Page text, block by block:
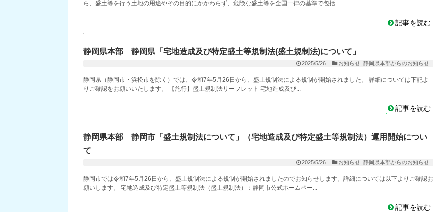
ら、盛土等を行う土地の用途やその目的にかかわらず、危険な盛土等を全国一律の基準で包括...
記事を読む
静岡県本部 静岡県「宅地造成及び特定盛土等規制法(盛土規制法)について」
2025/5/26 お知らせ ,静岡県本部からのお知らせ
静岡県（静岡市・浜松市を除く）では、令和7年5月26日から、盛土規制法による規制が開始されました。 詳細については下記よ
りご確認をお願いいたします。 【施行】盛土規制法リーフレット 宅地造成及び...
記事を読む
静岡県本部 静岡市「盛土規制法について」（宅地造成及び特定盛土等規制法）運用開始につい
て
2025/5/26 お知らせ ,静岡県本部からのお知らせ
静岡市では令和7年5月26日から、盛土規制法による規制が開始されましたのでお知らせします。詳細については以下よりご確認お
願いします。 宅地造成及び特定盛土等規制法（盛土規制法）：静岡市公式ホームペー...
記事を読む